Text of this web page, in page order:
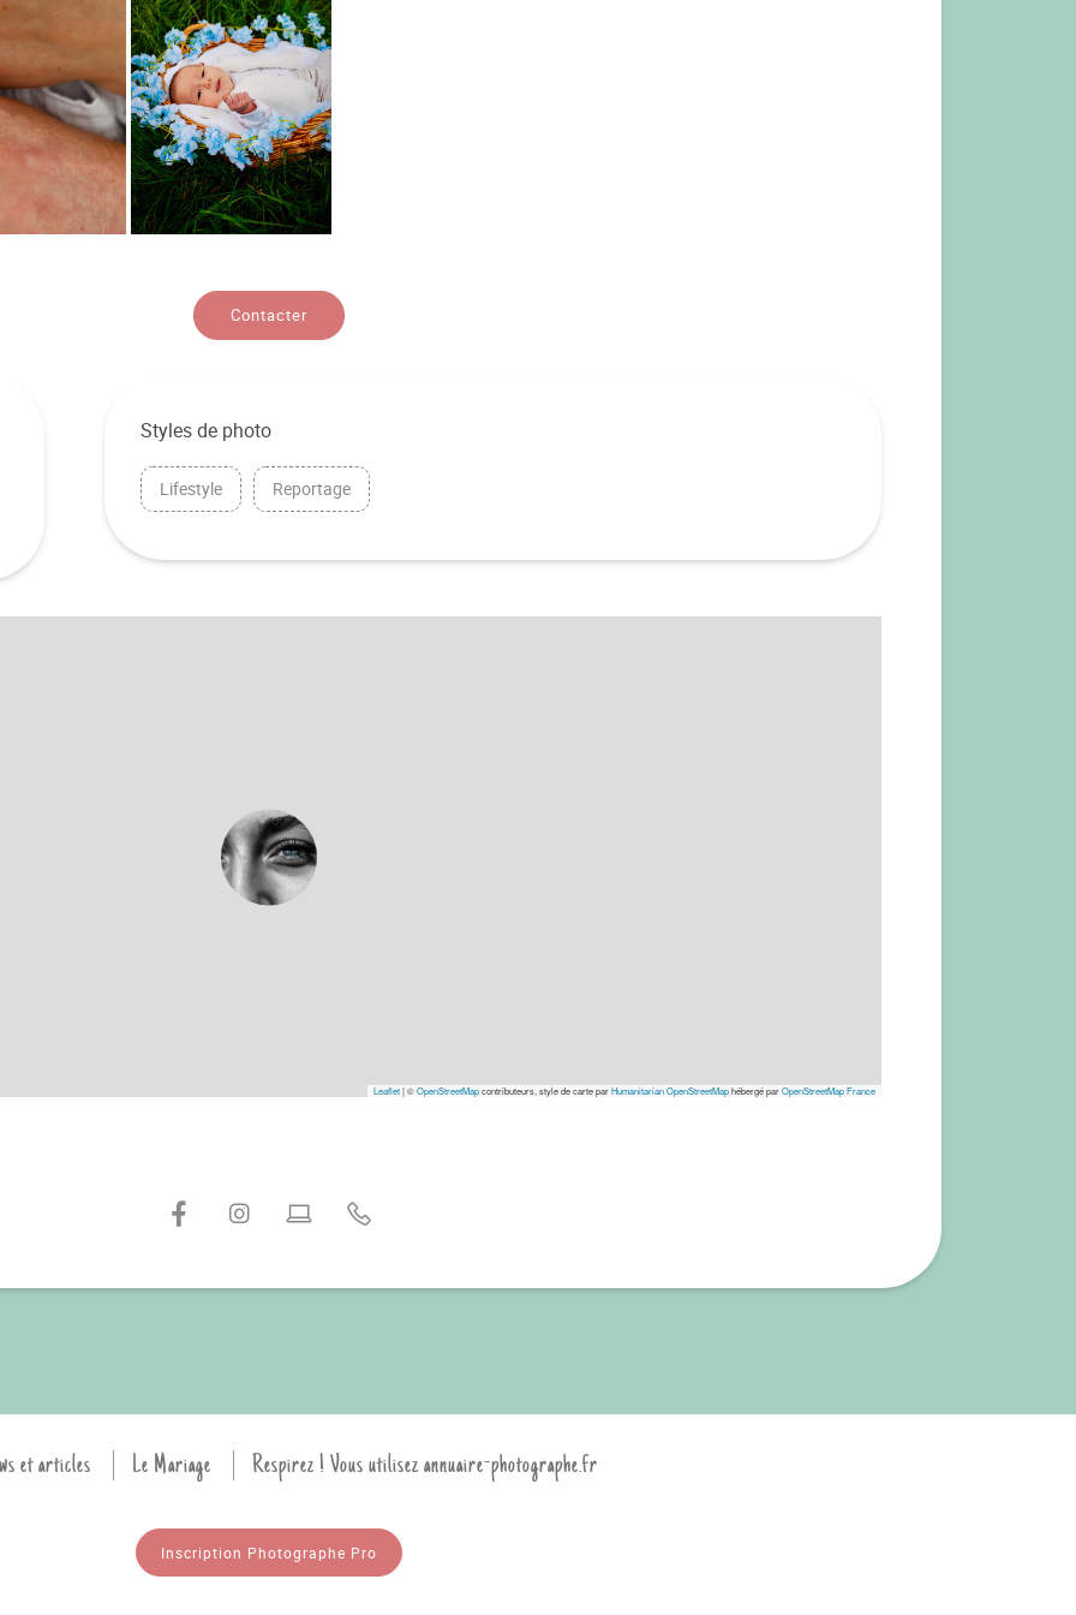
Contacter
Styles de photo
Lifestyle Reportage
Leaflet|©OpenStreetMapcontributeurs, style de carte parHumanitarian OpenStreetMaphébergé parOpenStreetMap France
et articles Le Mariage Respirez ! Vous utilisez annuaire-photographe.fr
Inscription Photographe Pro